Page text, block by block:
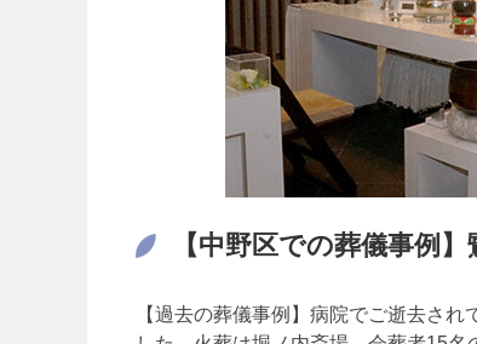
【中野区での葬儀事例
【過去の葬儀事例】病院でご逝去さ